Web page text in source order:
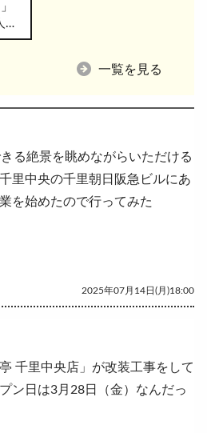
情
一覧を見る
る絶景を眺めながらいただける
里中央の千里朝日阪急ビルにあ
を始めたので行ってみた
2025年07月14日(月)18:00
千里中央店」が改装工事をして
ン日は3月28日（金）なんだっ